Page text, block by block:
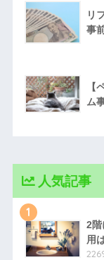
リ
事
【
ム
人気記事
1
2階
用